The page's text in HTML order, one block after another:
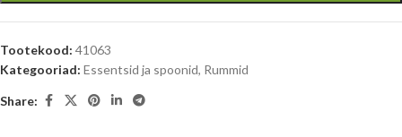
Tootekood: 41063
Kategooriad: Essentsid ja spoonid, Rummid
Share: